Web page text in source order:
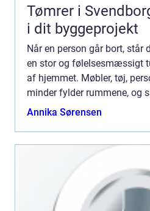
Tømrer i
i dit byggeprojekt
Når en person går bort, står
en stor og følelsesmæssigt
af hjemmet. Møbler, tøj,
minder fylder rummene, og
praktiske frister fra
Annika Sørensen